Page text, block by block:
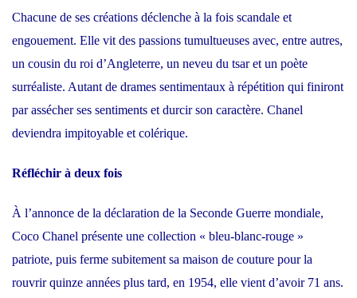
Chacune de ses créations déclenche à la fois scandale et
engouement. Elle vit des passions tumultueuses avec, entre autres,
un cousin du roi d’Angleterre, un neveu du tsar et un poète
surréaliste. Autant de drames sentimentaux à répétition qui finiront
par assécher ses sentiments et durcir son caractère. Chanel
deviendra impitoyable et colérique.
Réfléchir à deux fois
À l’annonce de la déclaration de la Seconde Guerre mondiale,
Coco Chanel présente une collection « bleu-blanc-rouge »
patriote, puis ferme subitement sa maison de couture pour la
rouvrir quinze années plus tard, en 1954, elle vient d’avoir 71 ans.